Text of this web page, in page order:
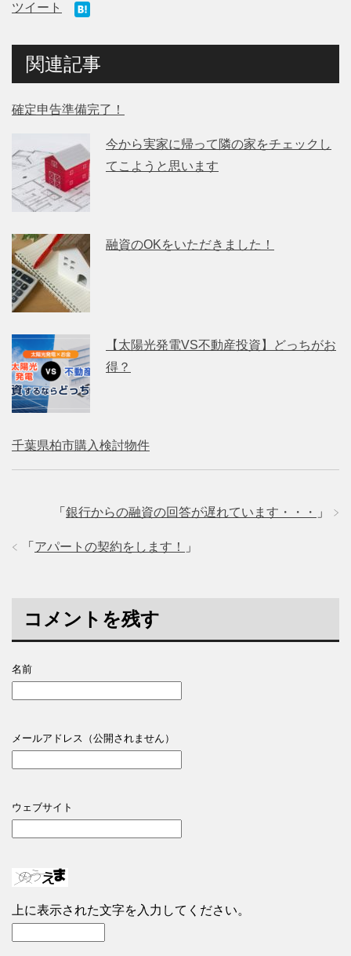
ツイート
関連記事
確定申告準備完了！
今から実家に帰って隣の家をチェックし
てこようと思います
融資のOKをいただきました！
【太陽光発電VS不動産投資】どっちがお
得？
千葉県柏市購入検討物件
「 銀行からの融資の回答が遅れています・・・ 」
「 アパートの契約をします！ 」
コメントを残す
名前
メールアドレス（公開されません）
ウェブサイト
上に表示された文字を入力してください。